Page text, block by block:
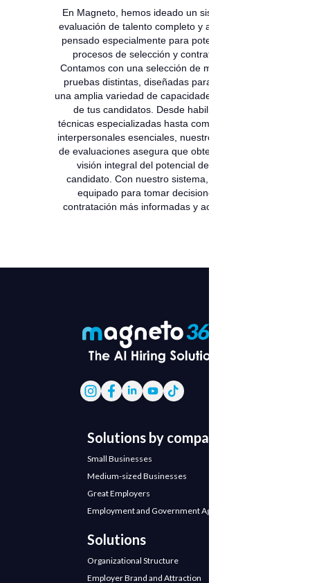
En Magneto, hemos ideado un sistema de
evaluación de talento completo y avanzado,
pensado especialmente para potenciar tus
procesos de selección y contratación.
Contamos con una selección de más de 28
pruebas distintas, diseñadas para evaluar
una amplia variedad de capacidades y rasgos
de tus candidatos. Desde habilidades
técnicas especializadas hasta competencias
interpersonales esenciales, nuestro conjunto
de evaluaciones asegura que obtengas una
visión integral del potencial de cada
candidato. Con nuestro sistema, estarás
equipado para tomar decisiones de
contratación más informadas y acertadas.
Solutions by company
Small Businesses
Medium-sized Businesses
Great Employers
Employment and Government Agencies
Solutions
Organizational Structure
Employer Brand and Attraction